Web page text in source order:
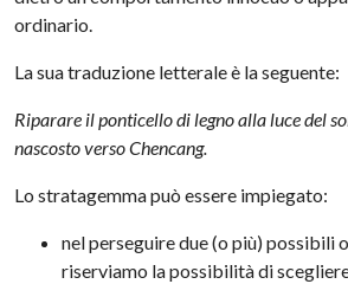
ordinario.
La sua traduzione letterale è la seguente:
Riparare il ponticello di legno alla luce del
nascosto verso Chencang.
Lo stratagemma può essere impiegato:
nel perseguire due (o più) possibili
riserviamo la possibilità di